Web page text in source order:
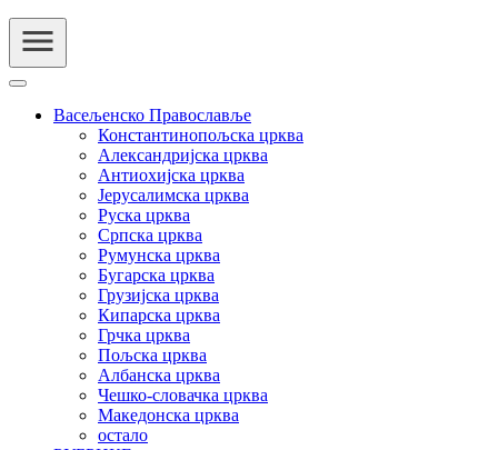
Васељенско Православље
Константинопољска црква
Александријска црква
Антиохијска црква
Јерусалимска црква
Руска црква
Српска црква
Румунска црква
Бугарска црква
Грузијска црква
Кипарска црква
Грчка црква
Пољска црква
Албанска црква
Чешко-словачка црква
Македонска црква
остало